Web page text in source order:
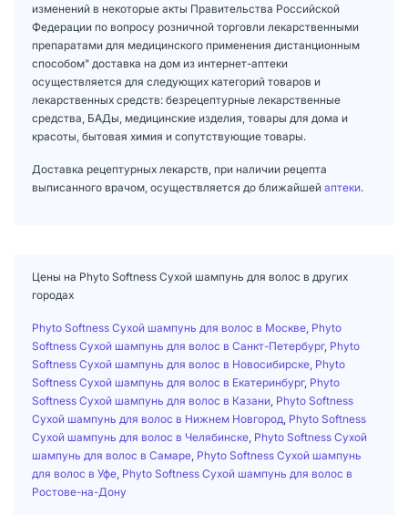
изменений в некоторые акты Правительства Российской
Федерации по вопросу розничной торговли лекарственными
препаратами для медицинского применения дистанционным
способом" доставка на дом из интернет-аптеки
осуществляется для следующих категорий товаров и
лекарственных средств: безрецептурные лекарственные
средства, БАДы, медицинские изделия, товары для дома и
красоты, бытовая химия и сопутствующие товары.
Доставка рецептурных лекарств, при наличии рецепта
выписанного врачом, осуществляется до ближайшей аптеки.
Цены на Phyto Softness Сухой шампунь для волос в других
городах
Phyto Softness Сухой шампунь для волос в Москве Phyto
Softness Сухой шампунь для волос в Санкт-Петербург, Phyto
Softness Сухой шампунь для волос в Новосибирске Phyto
Softness Сухой шампунь для волос в Екатеринбург, Phyto
Softness Сухой шампунь для волос в Казани Phyto Softness
Сухой шампунь для волос в Нижнем Новгород Phyto Softness
Сухой шампунь для волос в Челябинске Phyto Softness Сухой
шампунь для волос в Самаре Phyto Softness Сухой шампунь
для волос в Уфе Phyto Softness Сухой шампунь для волос в
Ростове-на-Дону